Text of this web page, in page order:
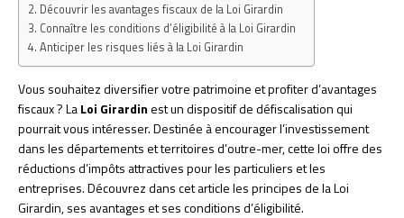
Découvrir les avantages fiscaux de la Loi Girardin
Connaître les conditions d’éligibilité à la Loi Girardin
Anticiper les risques liés à la Loi Girardin
Vous souhaitez diversifier votre patrimoine et profiter d’avantages
fiscaux ? LaLoi Girardinest un dispositif de défiscalisation qui
pourrait vous intéresser. Destinée à encourager l’investissement
dans les départements et territoires d’outre-mer, cette loi offre des
réductions d’impôts attractives pour les particuliers et les
entreprises. Découvrez dans cet article les principes de la Loi
Girardin, ses avantages et ses conditions d’éligibilité.